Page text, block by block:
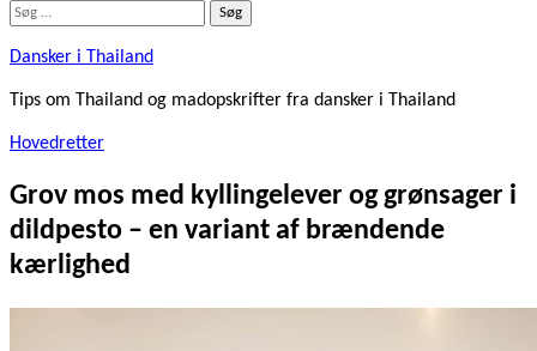
Søg
Dansker i Thailand
Tips om Thailand og madopskrifter fra dansker i Thailand
Hovedretter
Grov mos med kyllingelever og grønsager i
dildpesto – en variant af brændende
kærlighed